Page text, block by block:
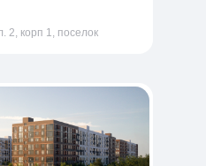
2, корп 1, поселок